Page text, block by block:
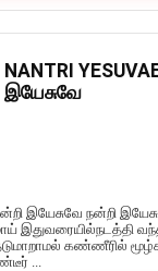
NANTRI
இயேசுவே
இயேசுவே நன்றி
இதுவரையில்நடத்தி
கண்ணீரில்
...